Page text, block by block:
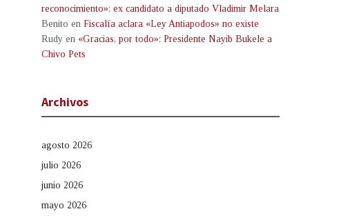
reconocimiento»: ex candidato a diputado Vladimir Melara
Benito en Fiscalía aclara «Ley Antiapodos» no existe
Rudy en «Gracias, por todo»: Presidente Nayib Bukele a
Chivo Pets
Archivos
agosto 2026
julio 2026
junio 2026
mayo 2026